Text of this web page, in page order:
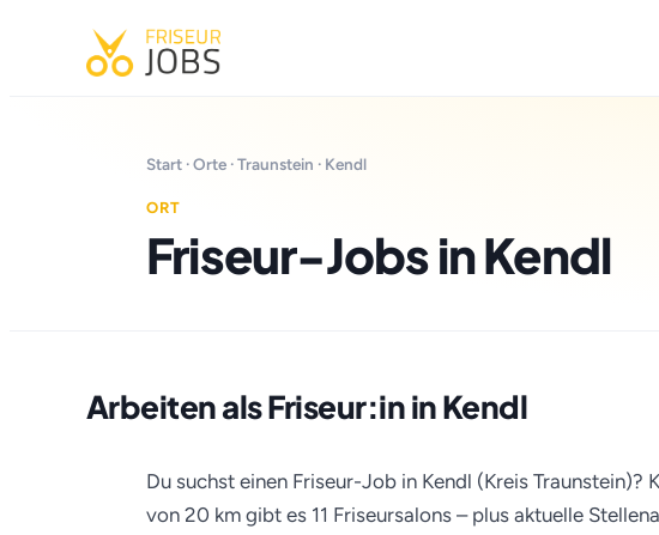
Start ·Orte ·Traunstein · Kendl
ORT
Friseur-Jobs in Kendl
Arbeiten als Friseur:in in Kendl
Du suchst einen Friseur-Job in Kendl (Kreis Traunstein)?
von 20 km gibt es 11 Friseursalons – plus aktuelle